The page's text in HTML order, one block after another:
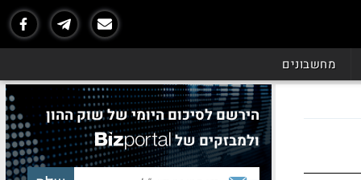
מחשבונים
הירשם לסיכום היומי של שוק ההון
ולמבזקים של